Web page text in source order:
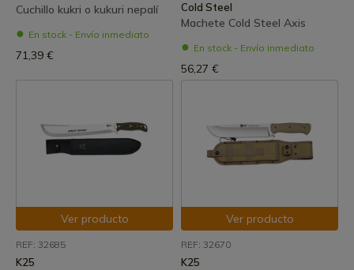
Cuchillo kukri o kukuri nepalí
En stock - Envío inmediato
71,39 €
Cold Steel
Machete Cold Steel Axis
En stock - Envío inmediato
56,27 €
Ver producto
REF: 32685
K25
Ver producto
REF: 32670
K25